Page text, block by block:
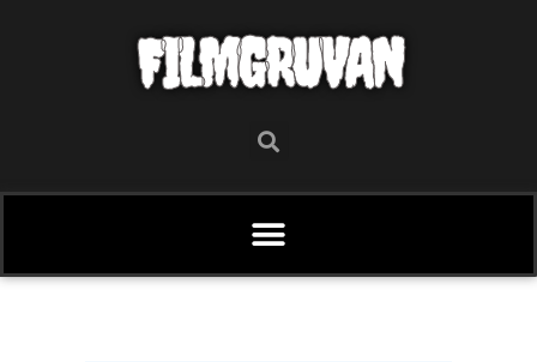
FILMGRUVAN